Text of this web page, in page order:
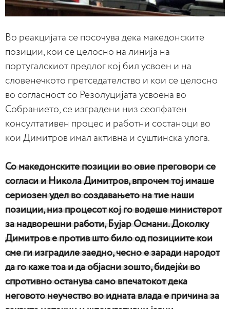
Во реакцијата се посочува дека македонските
позиции, кои се целосно на линија на
португалскиот предлог кој бил усвоен и на
словенечкото претседателство и кои се целосно
во согласност со Резолуцијата усвоена во
Собранието, се изградени низ сеопфатен
консултативен процес и работни состаноци во
кои Димитров имал активна и суштинска улога.
Со македонските позиции во овие преговори се
согласи и Никола Димитров, впрочем тој имаше
сериозен удел во создавањето на тие наши
позиции, низ процесот кој го водеше министерот
за надворешни работи, Бујар Османи. Доколку
Димитров е против што било од позициите кои
сме ги изградиле заедно, чесно е заради народот
да го каже тоа и да објасни зошто, бидејќи во
спротивно останува само впечатокот дека
неговото неучество во идната влада е причина за